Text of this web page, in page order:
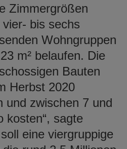
Zimmergrößen
bis sechs
Wohngruppen
m² belaufen. Die
Bauten
Herbst 2020
und zwischen 7 und
kosten“, sagte
eine viergruppige